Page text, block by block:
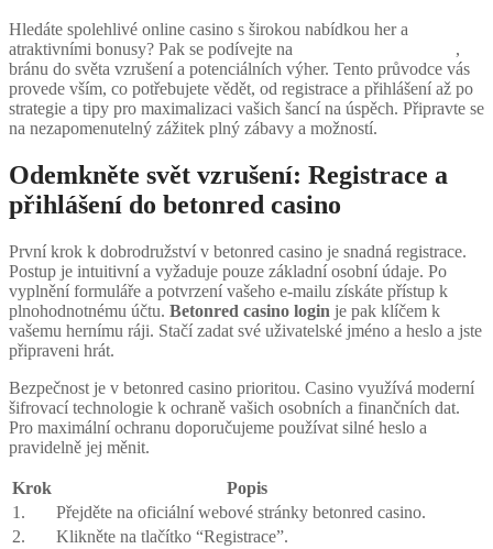
Hledáte spolehlivé online casino s širokou nabídkou her a
atraktivními bonusy? Pak se podívejte na
,
bránu do světa vzrušení a potenciálních výher. Tento průvodce vás
provede vším, co potřebujete vědět, od registrace a přihlášení až po
strategie a tipy pro maximalizaci vašich šancí na úspěch. Připravte se
na nezapomenutelný zážitek plný zábavy a možností.
Odemkněte svět vzrušení: Registrace a
přihlášení do betonred casino
První krok k dobrodružství v betonred casino je snadná registrace.
Postup je intuitivní a vyžaduje pouze základní osobní údaje. Po
vyplnění formuláře a potvrzení vašeho e-mailu získáte přístup k
plnohodnotnému účtu. Betonred casino login je pak klíčem k
vašemu hernímu ráji. Stačí zadat své uživatelské jméno a heslo a jste
připraveni hrát.
Bezpečnost je v betonred casino prioritou. Casino využívá moderní
šifrovací technologie k ochraně vašich osobních a finančních dat.
Pro maximální ochranu doporučujeme používat silné heslo a
pravidelně jej měnit.
Krok
Popis
1.
Přejděte na oficiální webové stránky betonred casino.
2.
Klikněte na tlačítko “Registrace”.